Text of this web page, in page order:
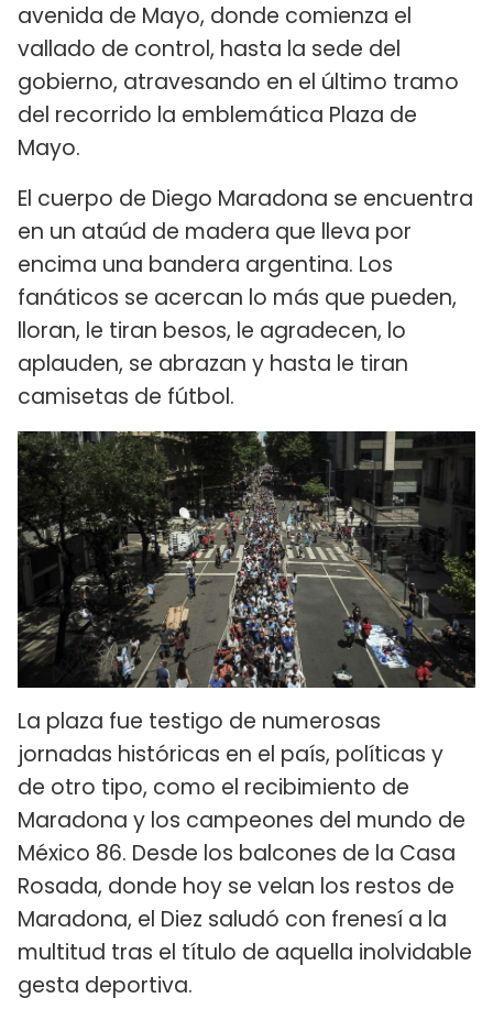
avenida de Mayo, donde comienza el
vallado de control, hasta la sede del
gobierno, atravesando en el último tramo
del recorrido la emblemática Plaza de
Mayo.
El cuerpo de Diego Maradona se encuentra
en un ataúd de madera que lleva por
encima una bandera argentina. Los
fanáticos se acercan lo más que pueden,
lloran, le tiran besos, le agradecen, lo
aplauden, se abrazan y hasta le tiran
camisetas de fútbol.
La plaza fue testigo de numerosas
jornadas históricas en el país, políticas y
de otro tipo, como el recibimiento de
Maradona y los campeones del mundo de
México 86. Desde los balcones de la Casa
Rosada, donde hoy se velan los restos de
Maradona, el Diez saludó con frenesí a la
multitud tras el título de aquella inolvidable
gesta deportiva.